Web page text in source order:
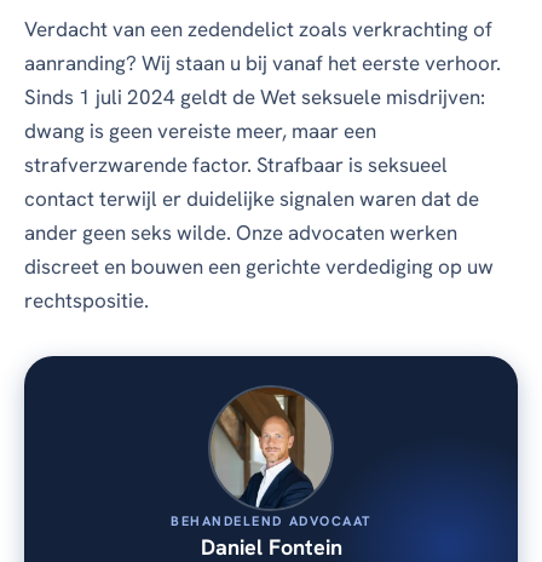
Verdacht van een zedendelict zoals verkrachting of
aanranding? Wij staan u bij vanaf het eerste verhoor.
Sinds 1 juli 2024 geldt de Wet seksuele misdrijven:
dwang is geen vereiste meer, maar een
strafverzwarende factor. Strafbaar is seksueel
contact terwijl er duidelijke signalen waren dat de
ander geen seks wilde. Onze advocaten werken
discreet en bouwen een gerichte verdediging op uw
rechtspositie.
BEHANDELEND ADVOCAAT
Daniel Fontein